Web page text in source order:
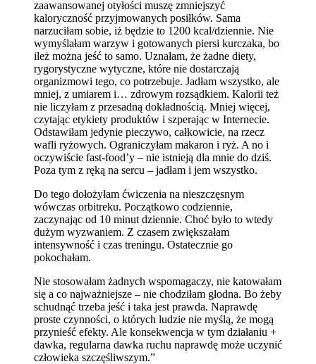
zaawansowanej otyłości muszę zmniejszyć
kaloryczność przyjmowanych posiłków. Sama
narzuciłam sobie, iż będzie to 1200 kcal/dziennie. Nie
wymyślałam warzyw i gotowanych piersi kurczaka, bo
ileż można jeść to samo. Uznałam, że żadne diety,
rygorystyczne wytyczne, które nie dostarczają
organizmowi tego, co potrzebuje. Jadłam wszystko, ale
mniej, z umiarem i… zdrowym rozsądkiem. Kalorii też
nie liczyłam z przesadną dokładnością. Mniej więcej,
czytając etykiety produktów i szperając w Internecie.
Odstawiłam jedynie pieczywo, całkowicie, na rzecz
wafli ryżowych. Ograniczyłam makaron i ryż. A no i
oczywiście fast-food’y – nie istnieją dla mnie do dziś.
Poza tym z ręką na sercu – jadłam i jem wszystko.
Do tego dołożyłam ćwiczenia na nieszczęsnym
wówczas orbitreku. Początkowo codziennie,
zaczynając od 10 minut dziennie. Choć było to wtedy
dużym wyzwaniem. Z czasem zwiększałam
intensywność i czas treningu. Ostatecznie go
pokochałam.
Nie stosowałam żadnych wspomagaczy, nie katowałam
się a co najważniejsze – nie chodziłam głodna. Bo żeby
schudnąć trzeba jeść i taka jest prawda. Naprawdę
proste czynności, o których ludzie nie myślą, że mogą
przynieść efekty. Ale konsekwencja w tym działaniu +
dawka, regularna dawka ruchu naprawdę może uczynić
człowieka szczęśliwszym.”